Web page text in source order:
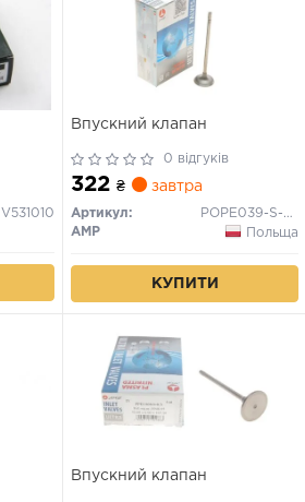
V531010
Впускний клапан
0 відгуків
322 ₴ завтра
Артикул:
POPE039-S-0-N
AMP
Польща
КУПИТИ
Впускний клапан